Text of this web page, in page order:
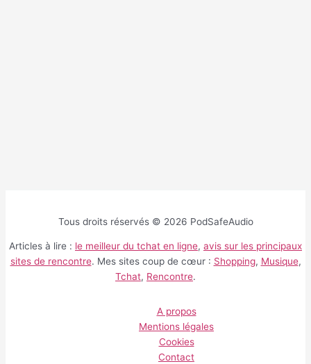
Tous droits réservés © 2026 PodSafeAudio
Articles à lire : le meilleur du tchat en ligne, avis sur les principaux
sites de rencontre. Mes sites coup de cœur : Shopping, Musique,
Tchat, Rencontre.
A propos
Mentions légales
Cookies
Contact